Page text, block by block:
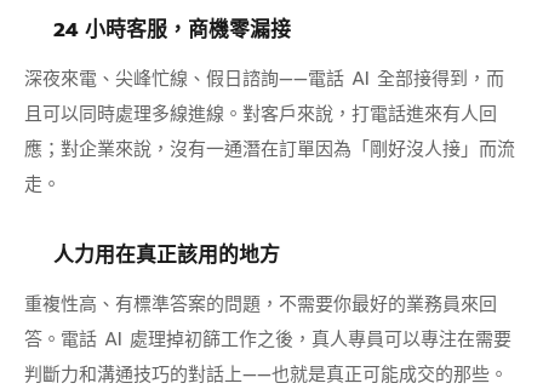
24 小時客服，商機零漏接
深夜來電、尖峰忙線、假日諮詢——電話 AI 全部接得到，而
且可以同時處理多線進線。對客戶來說，打電話進來有人回
應；對企業來說，沒有一通潛在訂單因為「剛好沒人接」而流
走。
人力用在真正該用的地方
重複性高、有標準答案的問題，不需要你最好的業務員來回
答。電話 AI 處理掉初篩工作之後，真人專員可以專注在需要
判斷力和溝通技巧的對話上——也就是真正可能成交的那些。